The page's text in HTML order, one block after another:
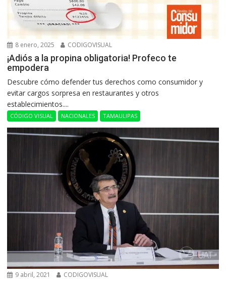
8 enero, 2025 CODIGOVISUAL
¡Adiós a la propina obligatoria! Profeco te
empodera
Descubre cómo defender tus derechos como consumidor y
evitar cargos sorpresa en restaurantes y otros
establecimientos....
CÓDIGO VISUAL NACIONALES TAMAULIPAS
9 abril, 2021 CODIGOVISUAL